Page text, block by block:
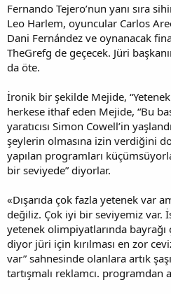
Fernando Tejero’nun yanı sıra
Leo Harlem, oyuncular Carlos
Dani Fernández ve oynanacak
TheGrefg de geçecek. Jüri
da öte.
İronik bir şekilde Mejide,
herkese ithaf eden Mejide, “Bu
yaratıcısı Simon Cowell’in
şeylerin olmasına izin verdiğini
yapılan programları
bir seviyede” diyorlar.
«Dışarıda çok fazla yetenek var
değiliz. Çok iyi bir seviyemiz var.
yetenek olimpiyatlarında bayrağı
diyor jüri için kırılması en zor
var” sahnesinde olanlara artık
tartışmalı reklamcı. programdan